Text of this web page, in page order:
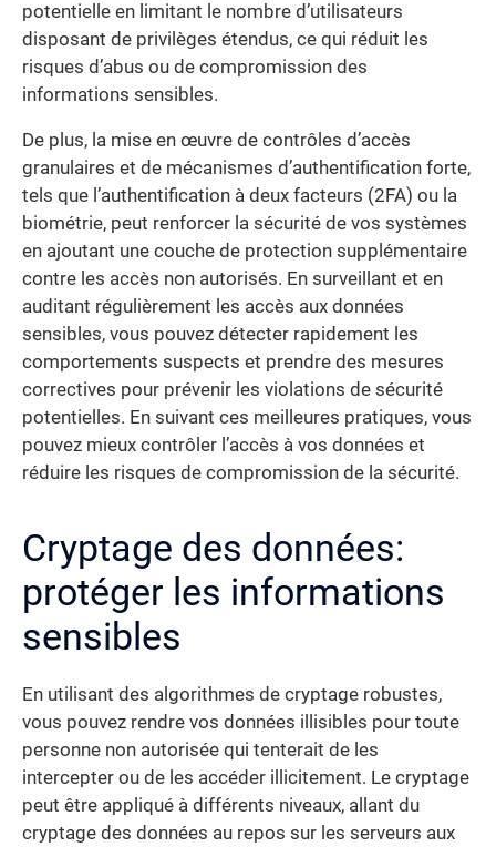
potentielle en limitant le nombre d’utilisateurs
disposant de privilèges étendus, ce qui réduit les
risques d’abus ou de compromission des
informations sensibles.
De plus, la mise en œuvre de contrôles d’accès
granulaires et de mécanismes d’authentification forte,
tels que l’authentification à deux facteurs (2FA) ou la
biométrie, peut renforcer la sécurité de vos systèmes
en ajoutant une couche de protection supplémentaire
contre les accès non autorisés. En surveillant et en
auditant régulièrement les accès aux données
sensibles, vous pouvez détecter rapidement les
comportements suspects et prendre des mesures
correctives pour prévenir les violations de sécurité
potentielles. En suivant ces meilleures pratiques, vous
pouvez mieux contrôler l’accès à vos données et
réduire les risques de compromission de la sécurité.
Cryptage des données:
protéger les informations
sensibles
En utilisant des algorithmes de cryptage robustes,
vous pouvez rendre vos données illisibles pour toute
personne non autorisée qui tenterait de les
intercepter ou de les accéder illicitement. Le cryptage
peut être appliqué à différents niveaux, allant du
cryptage des données au repos sur les serveurs aux